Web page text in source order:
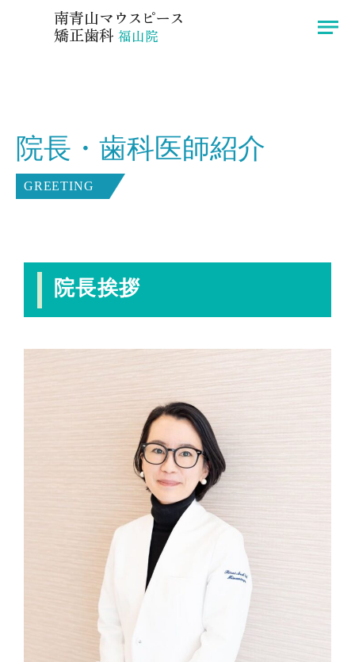
南青山マウスピース
矯正歯科 福山院
院長挨拶
インビザライン
9:00〜12:00 / 13:00〜17:30
木曜・日曜・祝日
院長・歯科医師紹介
GREETING
院長挨拶